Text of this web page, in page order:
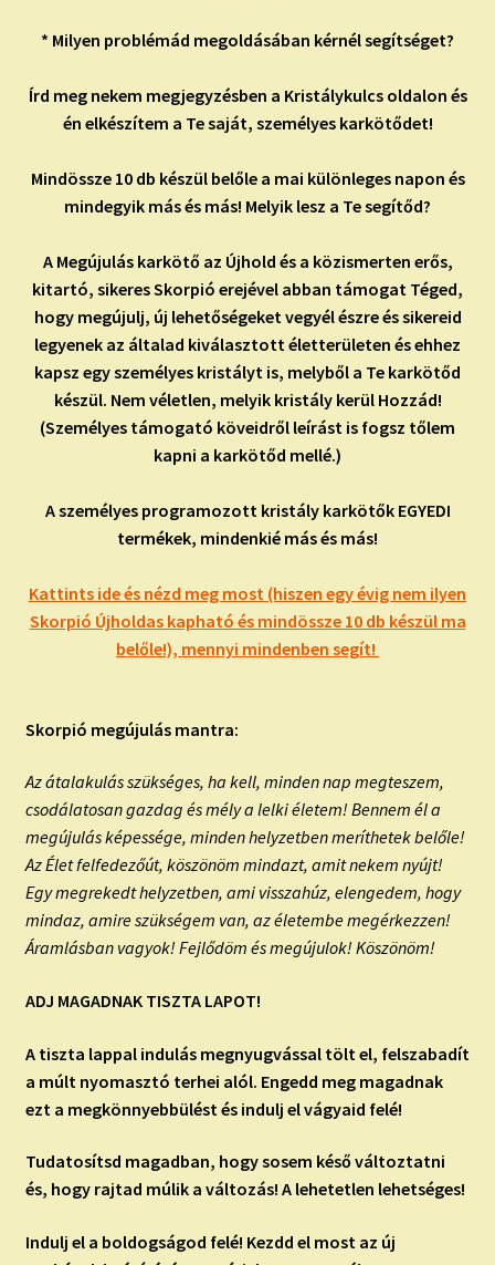
* Milyen problémád megoldásában kérnél segítséget?
Írd meg nekem megjegyzésben a Kristálykulcs oldalon és
én elkészítem a Te saját, személyes karkötődet!
Mindössze 10 db készül belőle a mai különleges napon és
mindegyik más és más! Melyik lesz a Te segítőd?
A Megújulás karkötő az Újhold és a közismerten erős,
kitartó, sikeres Skorpió erejével abban támogat Téged,
hogy megújulj, új lehetőségeket vegyél észre és sikereid
legyenek az általad kiválasztott életterületen és ehhez
kapsz egy személyes kristályt is, melyből a Te karkötőd
készül. Nem véletlen, melyik kristály kerül Hozzád!
(Személyes támogató köveidről leírást is fogsz tőlem
kapni a karkötőd mellé.)
A személyes programozott kristály karkötők EGYEDI
termékek, mindenkié más és más!
Kattints ide és nézd meg most (hiszen egy évig nem ilyen
Skorpió Újholdas kapható és mindössze 10 db készül ma
belőle!), mennyi mindenben segít!
Skorpió megújulás mantra:
Az átalakulás szükséges, ha kell, minden nap megteszem,
csodálatosan gazdag és mély a lelki életem! Bennem él a
megújulás képessége, minden helyzetben meríthetek belőle!
Az Élet felfedezőút, köszönöm mindazt, amit nekem nyújt!
Egy megrekedt helyzetben, ami visszahúz, elengedem, hogy
mindaz, amire szükségem van, az életembe megérkezzen!
Áramlásban vagyok! Fejlődöm és megújulok! Köszönöm!
ADJ MAGADNAK TISZTA LAPOT!
A tiszta lappal indulás megnyugvással tölt el, felszabadít
a múlt nyomasztó terhei alól. Engedd meg magadnak
ezt a megkönnyebbülést és indulj el vágyaid felé!
Tudatosítsd magadban, hogy sosem késő változtatni
és, hogy rajtad múlik a változás! A lehetetlen lehetséges!
Indulj el a boldogságod felé! Kezdd el most az új